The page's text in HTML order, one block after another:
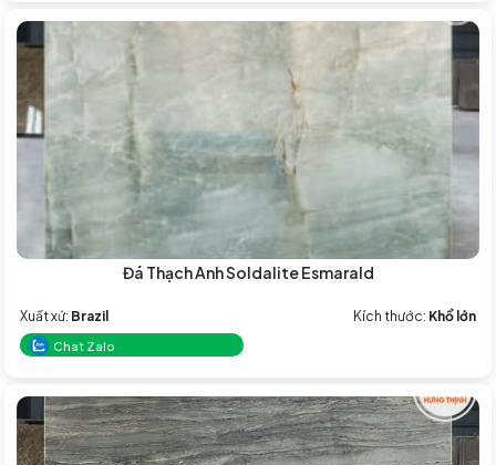
Đá Thạch Anh Soldalite Esmarald
Xuất xứ: Brazil Kích thước: Khổ lớn
Chat Zalo